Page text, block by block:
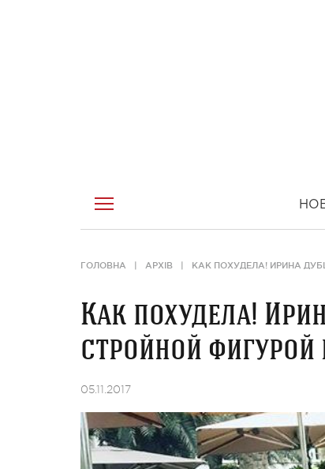
ГОЛОВНА АРХІВ КАК ПОХУДЕЛА! ИРИНА
Как похудела!
стройной фигурой
05.11.2017